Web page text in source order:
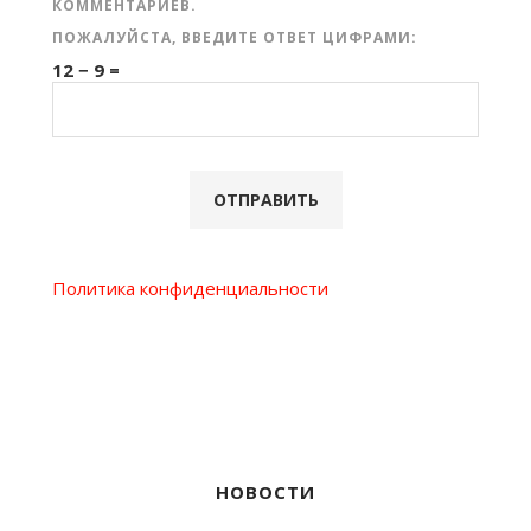
КОММЕНТАРИЕВ.
ПОЖАЛУЙСТА, ВВЕДИТЕ ОТВЕТ ЦИФРАМИ:
12 − 9 =
Политика конфиденциальности
НОВОСТИ